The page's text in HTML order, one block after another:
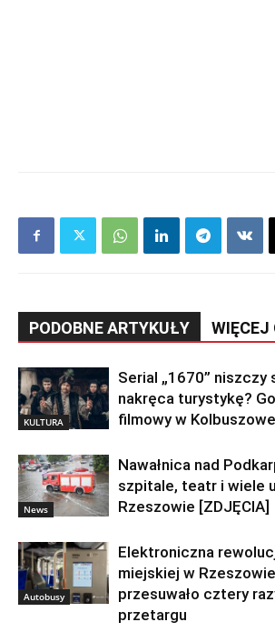
PODOBNE ARTYKUŁY WIĘCEJ
KULTURA
Serial „1670” niszczy
nakręca turystykę?
filmowy w
News
Nawałnica nad
szpitale, teatr i wiele
Rzeszowie [ZDJĘCIA]
Autobusy
Elektroniczna
miejskiej w
przesuwało cztery
przetargu